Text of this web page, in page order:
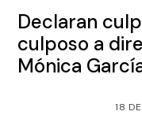
Declaran
culposo a
Mónica
18